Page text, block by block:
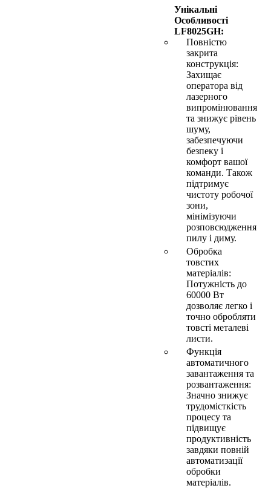
Унікальні
Особливості
LF8025GH:
Повністю
закрита
конструкція:
Захищає
оператора від
лазерного
випромінювання
та знижує рівень
шуму,
забезпечуючи
безпеку і
комфорт вашої
команди. Також
підтримує
чистоту робочої
зони,
мінімізуючи
розповсюдження
пилу і диму.
Обробка
товстих
матеріалів:
Потужність до
60000 Вт
дозволяє легко і
точно обробляти
товсті металеві
листи.
Функція
автоматичного
завантаження та
розвантаження:
Значно знижує
трудомісткість
процесу та
підвищує
продуктивність
завдяки повній
автоматизації
обробки
матеріалів.